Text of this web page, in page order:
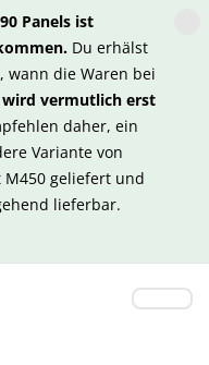
Panels ist
Du erhälst
wann die Waren bei
wird vermutlich erst
daher, ein
Variante von
geliefert und
lieferbar.